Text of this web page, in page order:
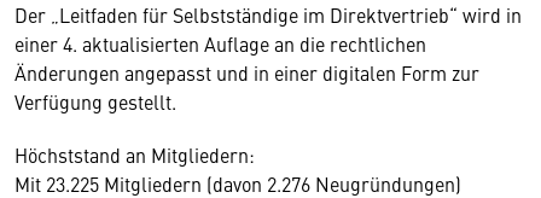
Der „Leitfaden für Selbstständige im Direktvertrieb“ wird in
einer 4. aktualisierten Auflage an die rechtlichen
Änderungen angepasst und in einer digitalen Form zur
Verfügung gestellt.
Höchststand an Mitgliedern:
Mit 23.225 Mitgliedern (davon 2.276 Neugründungen)